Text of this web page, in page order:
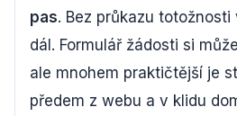
pas. Bez průkazu
dál. Formulář žádosti si
ale mnohem praktičtější je
předem z webu a v klidu